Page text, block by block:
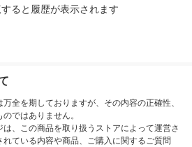
ると履歴が表示されます
全を期しておりますが、その内容の正確性、
ではありません。
、この商品を取り扱うストアによって運営さ
ている内容や商品、ご購入に関するご質問